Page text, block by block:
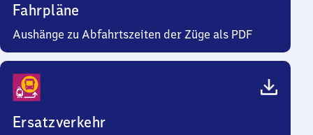
Fahrpläne
Aushänge zu Abfahrtszeiten der Züge als PDF
Ersatzverkehr